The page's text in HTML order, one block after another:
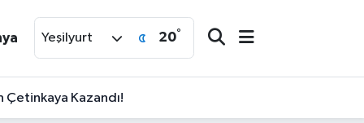
Yeşilyurt 20°
Çetinkaya Kazandı!